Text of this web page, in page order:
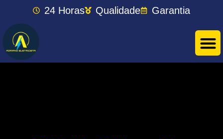
24 Horas Qualidade Garantia